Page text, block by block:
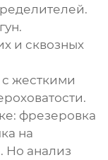
и сквозных
жесткими
фрезеровка
на
Но анализ